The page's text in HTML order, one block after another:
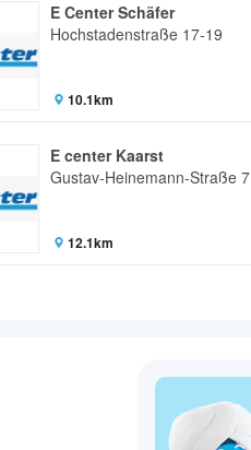
E Center Schäfer
Hochstadenstraße 17-19
10.1km
E center Kaarst
Gustav-Heinemann-Straße 7
12.1km